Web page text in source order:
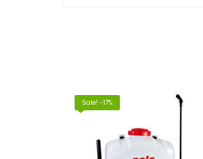
Sale! -17%